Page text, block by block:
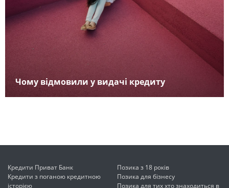
Чому відмовили у видачі кредиту
Кредити Приват Банк
Кредити з поганою кредитною
історією
Позика з 18 років
Позика для бізнесу
Позика для тих хто знаходиться в